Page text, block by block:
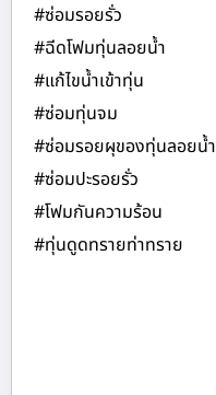
#ซ่อมรอยรั่ว
#ฉีดโฟมทุ่นลอยน้ำ
#แก้ไขน้ำเข้าทุ่น
#ซ่อมทุ่นจม
#ซ่อมรอยผุของทุ่นลอยน้ำ
#ซ่อมปะรอยรั่ว
#โฟมกันความร้อน
#ทุ่นดูดทรายท่าทราย